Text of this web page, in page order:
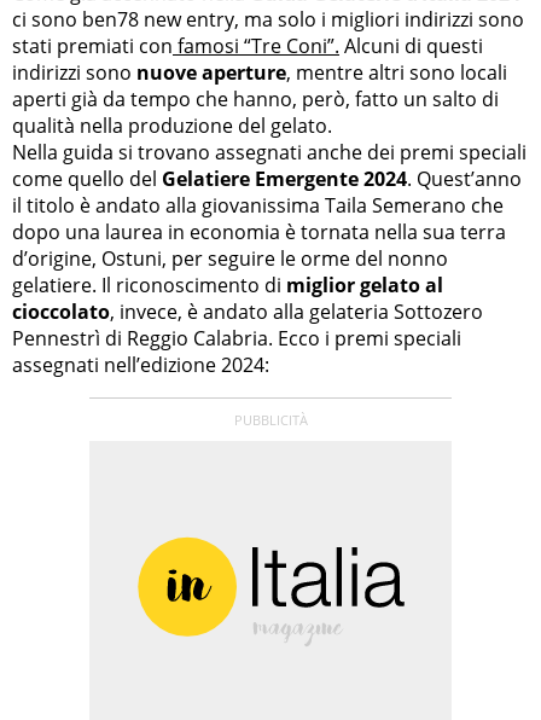
ci sono ben78 new entry, ma solo i migliori indirizzi sono
stati premiati con famosi “Tre Coni”. Alcuni di questi
indirizzi sono nuove aperture, mentre altri sono locali
aperti già da tempo che hanno, però, fatto un salto di
qualità nella produzione del gelato.
Nella guida si trovano assegnati anche dei premi speciali
come quello del Gelatiere Emergente 2024. Quest’anno
il titolo è andato alla giovanissima Taila Semerano che
dopo una laurea in economia è tornata nella sua terra
d’origine, Ostuni, per seguire le orme del nonno
gelatiere. Il riconoscimento di miglior gelato al
cioccolato, invece, è andato alla gelateria Sottozero
Pennestrì di Reggio Calabria. Ecco i premi speciali
assegnati nell’edizione 2024: